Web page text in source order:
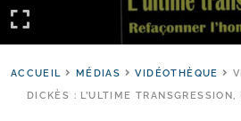
ACCUEIL MÉDIAS VIDÉOTHÈQUE
DICKÈS : L’ULTIME TRANSGRESSION,